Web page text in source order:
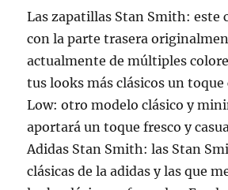
Las zapatillas Stan Smith: este
con la parte trasera
actualmente de múltiples
tus looks más clásicos un toque
Low: otro modelo clásico y
aportará un toque fresco y
Adidas Stan Smith: las Stan
clásicas de la adidas y las que